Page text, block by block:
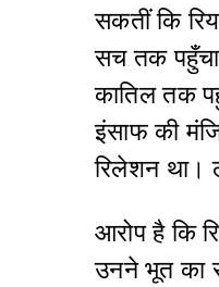
सकतीं कि
सच तक
कातिल तक
इंसाफ की
रिलेशन था।
आरोप है कि
उनने भूत का